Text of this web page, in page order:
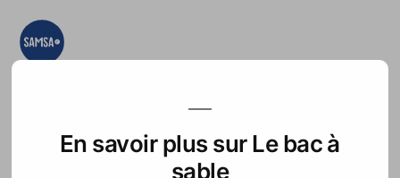
Aller
teste, on expérimente
Accueil France Télé
En savoir plus sur Le bac à
sable